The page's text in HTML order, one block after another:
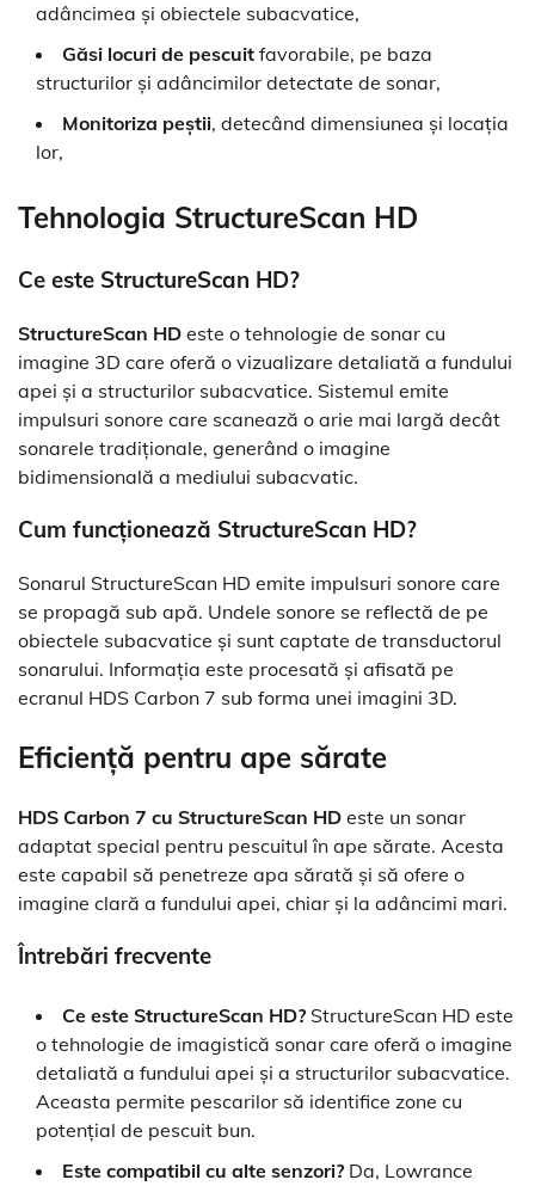
adâncimea și obiectele subacvatice,
Găsi locuri de pescuit favorabile, pe baza
structurilor și adâncimilor detectate de sonar,
Monitoriza peștii, detecând dimensiunea și locația
lor,
Tehnologia StructureScan HD
Ce este StructureScan HD?
StructureScan HD este o tehnologie de sonar cu
imagine 3D care oferă o vizualizare detaliată a fundului
apei și a structurilor subacvatice. Sistemul emite
impulsuri sonore care scanează o arie mai largă decât
sonarele tradiționale, generând o imagine
bidimensională a mediului subacvatic.
Cum funcționează StructureScan HD?
Sonarul StructureScan HD emite impulsuri sonore care
se propagă sub apă. Undele sonore se reflectă de pe
obiectele subacvatice și sunt captate de transductorul
sonarului. Informația este procesată și afisată pe
ecranul HDS Carbon 7 sub forma unei imagini 3D.
Eficiență pentru ape sărate
HDS Carbon 7 cu StructureScan HD este un sonar
adaptat special pentru pescuitul în ape sărate. Acesta
este capabil să penetreze apa sărată și să ofere o
imagine clară a fundului apei, chiar și la adâncimi mari.
Întrebări frecvente
Ce este StructureScan HD?StructureScan HD este
o tehnologie de imagistică sonar care oferă o imagine
detaliată a fundului apei și a structurilor subacvatice.
Aceasta permite pescarilor să identifice zone cu
potențial de pescuit bun.
Este compatibil cu alte senzori?Da, Lowrance